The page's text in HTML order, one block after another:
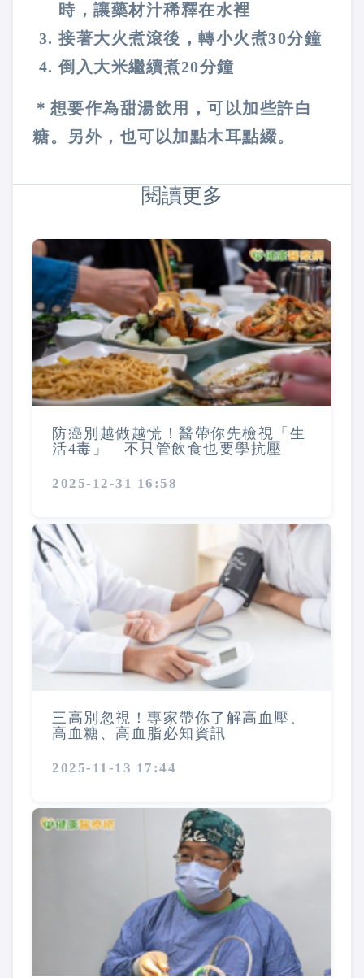
時，讓藥材汁稀釋在水裡
接著大火煮滾後，轉小火煮30分鐘
倒入大米繼續煮20分鐘
＊想要作為甜湯飲用，可以加些許白
糖。另外，也可以加點木耳點綴。
閱讀更多
防癌別越做越慌！醫帶你先檢視「生
活4毒」 不只管飲食也要學抗壓
2025-12-31 16:58
三高別忽視！專家帶你了解高血壓、
高血糖、高血脂必知資訊
2025-11-13 17:44